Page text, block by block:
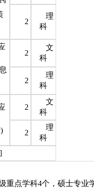
2
理
科
2
文
科
2
理
科
2
文
科
2
理
科
重点学科4个，硕士专业